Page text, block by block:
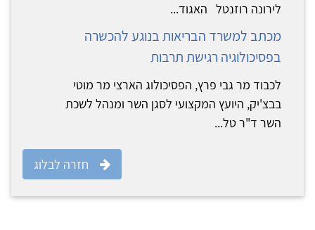
לירונה רוזנטל האגוד...
מכתב למשרד הבריאות בנוגע להכשרה
בפסיכולוגיה רגישת תרבות
לכבוד מר גבי פרץ, הפסיכולוג הארצי מר מוטי
בבצ'יק, היועץ המקצועי לסגן השר ומנהל לשכת
השר ד"ר טל...
חזרה לבלוג